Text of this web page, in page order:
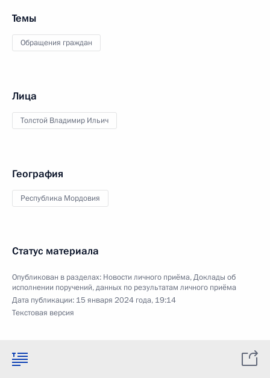
Темы
Обращения граждан
Лица
Толстой Владимир Ильич
География
Республика Мордовия
Статус материала
Опубликован в разделах: Новости личного приёма,Доклады об
исполнении поручений, данных по результатам личного приёма
Дата публикации: 15 января 2024 года, 19:14
Текстовая версия